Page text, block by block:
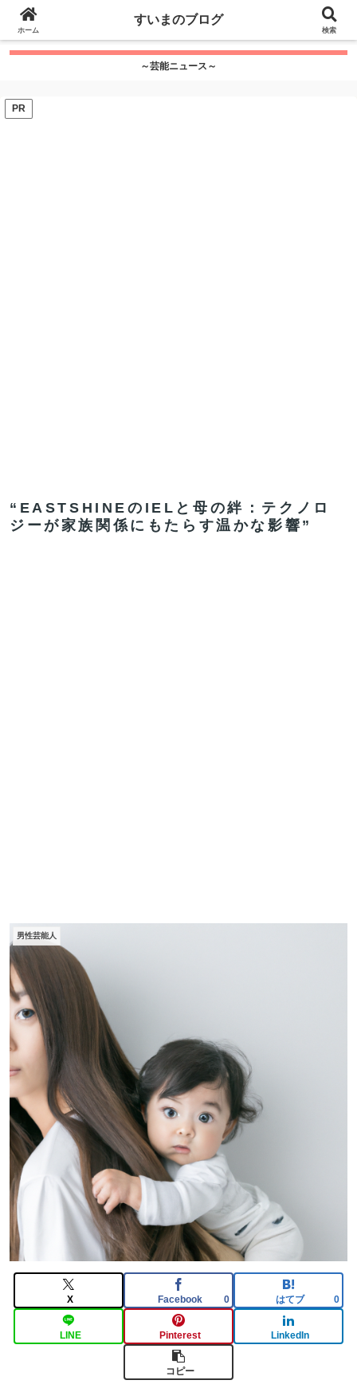
google.com, pub-7115624674097404, DIRECT,
f08c47fec0942fa0
～芸能ニュース～
PR
“EASTSHINEのIELと母の絆：テクノロ
ジーが家族関係にもたらす温かな影響”
男性芸能人
X Facebook 0 はてブ 0
LINE Pinterest LinkedIn
コピー
ホーム
すいまのブログ
検索